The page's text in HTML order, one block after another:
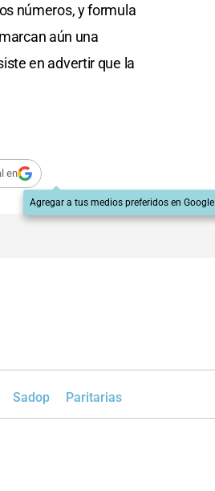
números, y formula
aún una
en advertir que la
en
Agregar a tus medios preferidos en Google
Sadop Paritarias